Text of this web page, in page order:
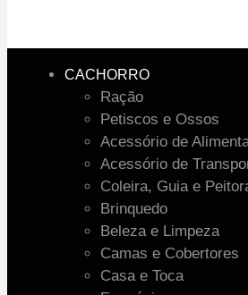
CACHORRO
Ração
Petiscos e Ossos
Acessório de
Acessório de
Coleira, Guia e
Brinquedo
Beleza e Limpeza
Camas e Cobertores
Casa e Toca